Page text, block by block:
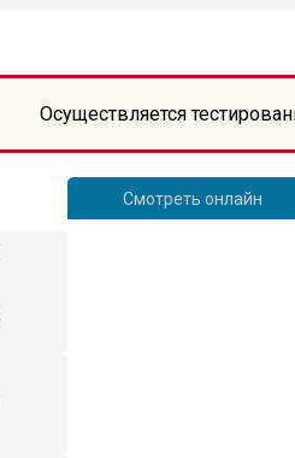
Осуществляется
Смотреть онлайн